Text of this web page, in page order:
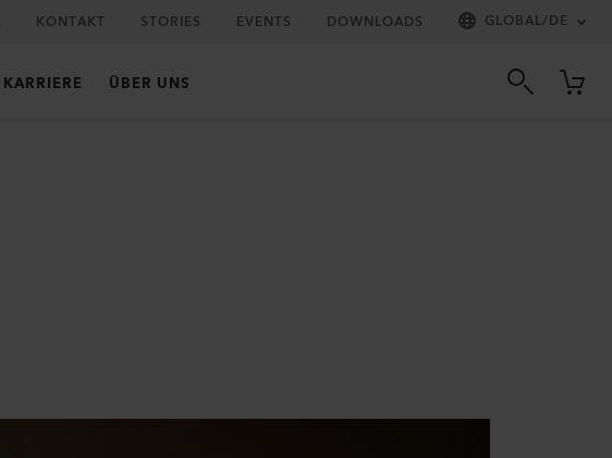
KONTAKT STORIES EVENTS DOWNLOADS GLOBAL/DE
KARRIERE ÜBER UNS